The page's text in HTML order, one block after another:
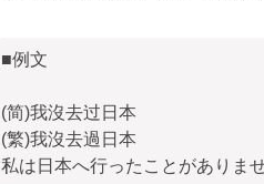
■例文
(简)我沒去过日本
(繁)我沒去過日本
私は日本へ行ったことがありませ